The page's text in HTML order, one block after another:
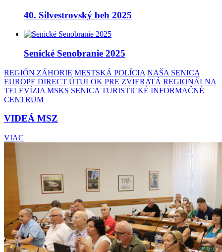
40. Silvestrovský beh 2025
Senické Senobranie 2025
REGIÓN ZÁHORIE MESTSKÁ POLÍCIA NAŠA SENICA
EUROPE DIRECT ÚTULOK PRE ZVIERATÁ REGIONÁLNA
TELEVÍZIA MSKS SENICA TURISTICKÉ INFORMAČNÉ
CENTRUM
VIDEÁ MSZ
VIAC